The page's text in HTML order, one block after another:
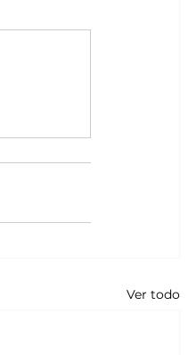
Ver todo